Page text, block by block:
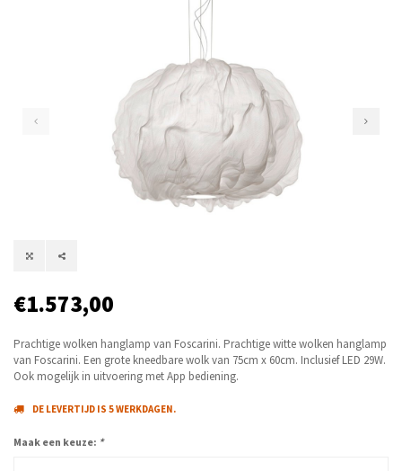
€1.573,00
Prachtige wolken hanglamp van Foscarini. Prachtige witte wolken hanglamp
van Foscarini. Een grote kneedbare wolk van 75cm x 60cm. Inclusief LED 29W.
Ook mogelijk in uitvoering met App bediening.
DE LEVERTIJD IS 5 WERKDAGEN.
Maak een keuze: *